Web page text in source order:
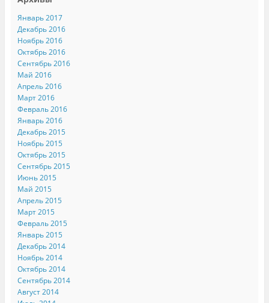
Январь 2017
Декабрь 2016
Ноябрь 2016
Октябрь 2016
Сентябрь 2016
Май 2016
Апрель 2016
Март 2016
Февраль 2016
Январь 2016
Декабрь 2015
Ноябрь 2015
Октябрь 2015
Сентябрь 2015
Июнь 2015
Май 2015
Апрель 2015
Март 2015
Февраль 2015
Январь 2015
Декабрь 2014
Ноябрь 2014
Октябрь 2014
Сентябрь 2014
Август 2014